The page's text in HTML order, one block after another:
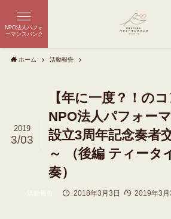
NPO法人パフォ
ーマンスバンク
ホーム 活動報告
【年に一度？！のコ
NPO法人パフォー
設立3周年記念奏者
～ （後編 ティータ
奏）
2019
3/03
活動報告 2018年3月3日 2019年3月